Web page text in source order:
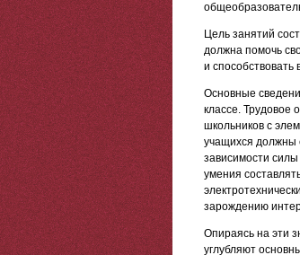
Цель занятий
должна помочь
и
Основные
классе. Трудовое
школьников с
учащихся должны
зависимости
умения
зарождению
Опираясь на эти
углубляют